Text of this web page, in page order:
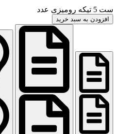
ست 5 تیکه رومیزی عدد
افزودن به سبد خرید